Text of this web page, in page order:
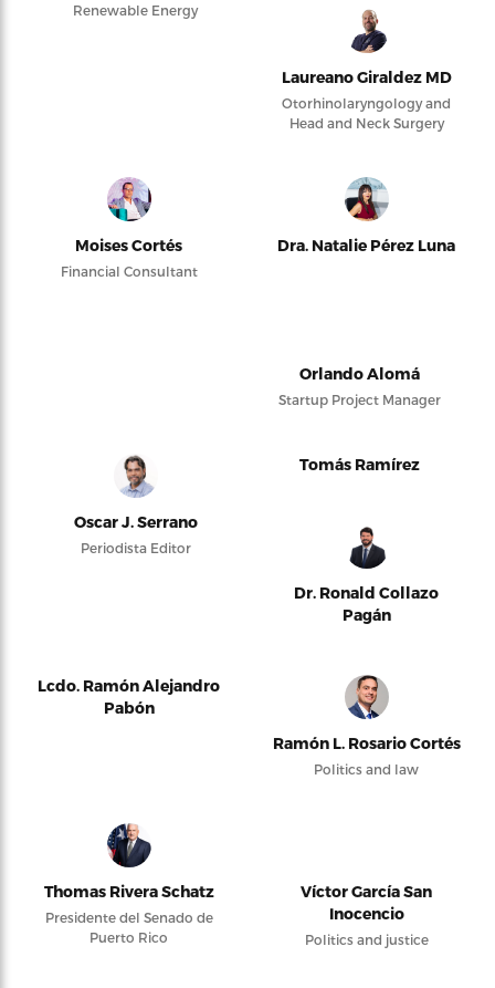
Renewable Energy
Laureano Giraldez MD
Otorhinolaryngology and
Head and Neck Surgery
Moises Cortés
Financial Consultant
Dra. Natalie Pérez Luna
Orlando Alomá
Startup Project Manager
Oscar J. Serrano
Periodista Editor
Tomás Ramírez
Dr. Ronald Collazo
Pagán
Lcdo. Ramón Alejandro
Pabón
Ramón L. Rosario Cortés
Politics and law
Thomas Rivera Schatz
Presidente del Senado de
Puerto Rico
Víctor García San
Inocencio
Politics and justice